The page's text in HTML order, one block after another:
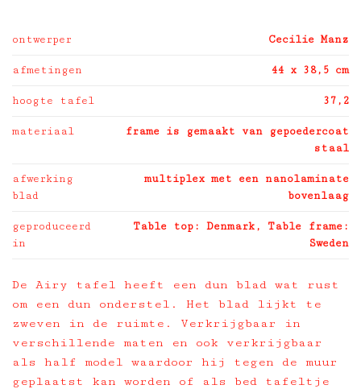
ontwerper Cecilie Manz
afmetingen 44 x 38,5 cm
hoogte tafel 37,2
materiaal
frame is gemaakt van gepoedercoat
staal
afwerking
blad
multiplex met een nanolaminate
bovenlaag
geproduceerd
in
Table top: Denmark, Table frame:
Sweden
De Airy tafel heeft een dun blad wat rust
om een dun onderstel. Het blad lijkt te
zweven in de ruimte. Verkrijgbaar in
verschillende maten en ook verkrijgbaar
als half model waardoor hij tegen de muur
geplaatst kan worden of als bed tafeltje